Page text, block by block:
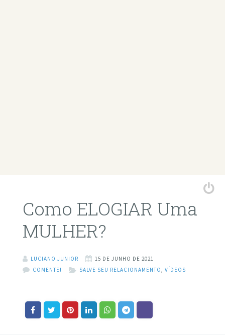
Como ELOGIAR Uma
MULHER?
LUCIANO JUNIOR
15 DE JUNHO DE 2021
COMENTE!
SALVE SEU RELACIONAMENTO VÍDEOS